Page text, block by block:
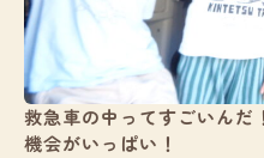
救急車の中ってすごいんだ！
機会がいっぱい！